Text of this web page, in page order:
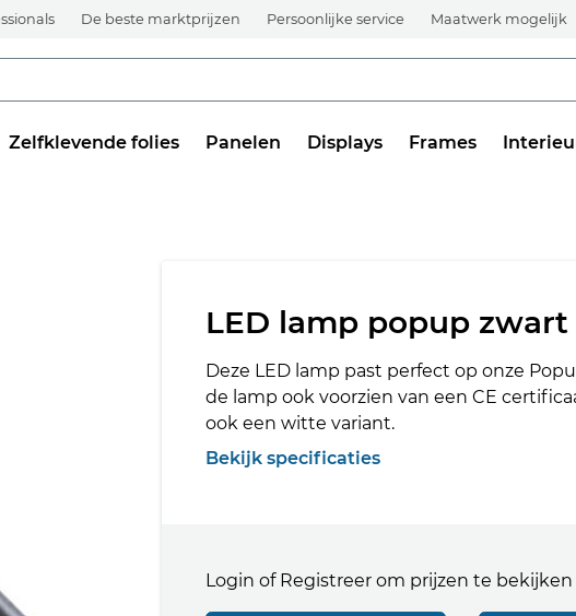
De beste marktprijzen Persoonlijke service Maatwerk mogelijk
Zelfklevende folies Panelen Displays Frames
LED lamp popup zwart
Deze LED lamp past perfect op onze
de lamp ook voorzien van een CE
ook een witte variant.
Bekijk specificaties
Login of Registreer om prijzen te bekijken